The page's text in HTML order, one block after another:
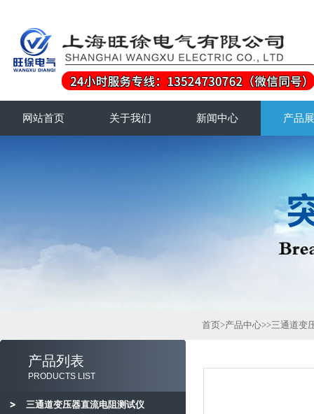
网站首页 关于我们 新闻中心 产品
产品列表
PRODUCTS LIST
三通道变压器直流电阻测试仪
首页>产品中心>>三通道变